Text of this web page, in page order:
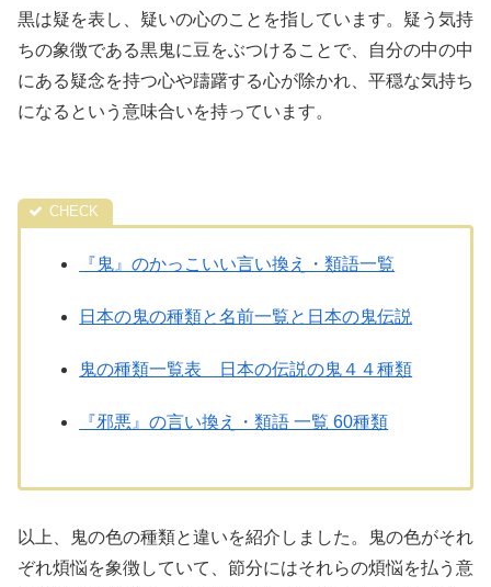
黒は疑を表し、疑いの心のことを指しています。疑う気持
ちの象徴である黒鬼に豆をぶつけることで、自分の中の中
にある疑念を持つ心や躊躇する心が除かれ、平穏な気持ち
になるという意味合いを持っています。
『鬼』のかっこいい言い換え・類語一覧
日本の鬼の種類と名前一覧と日本の鬼伝説
鬼の種類一覧表 日本の伝説の鬼４４種類
『邪悪』の言い換え・類語 一覧 60種類
以上、鬼の色の種類と違いを紹介しました。鬼の色がそれ
ぞれ煩悩を象徴していて、節分にはそれらの煩悩を払う意